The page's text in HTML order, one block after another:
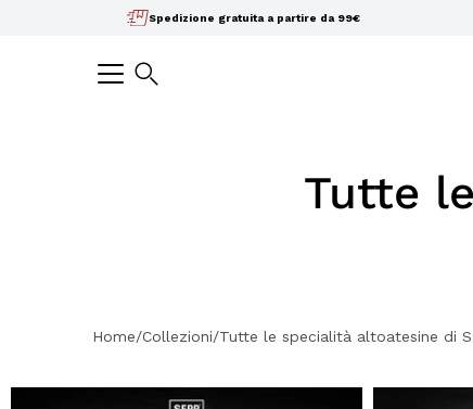
Spedizione gratuita a partire da 99€
Tutte
Home/Collezioni/Tutte le specialità altoatesine di